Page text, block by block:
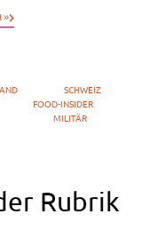
»
SCHWEIZ
FOOD-INSIDER
MILITÄR
Rubrik